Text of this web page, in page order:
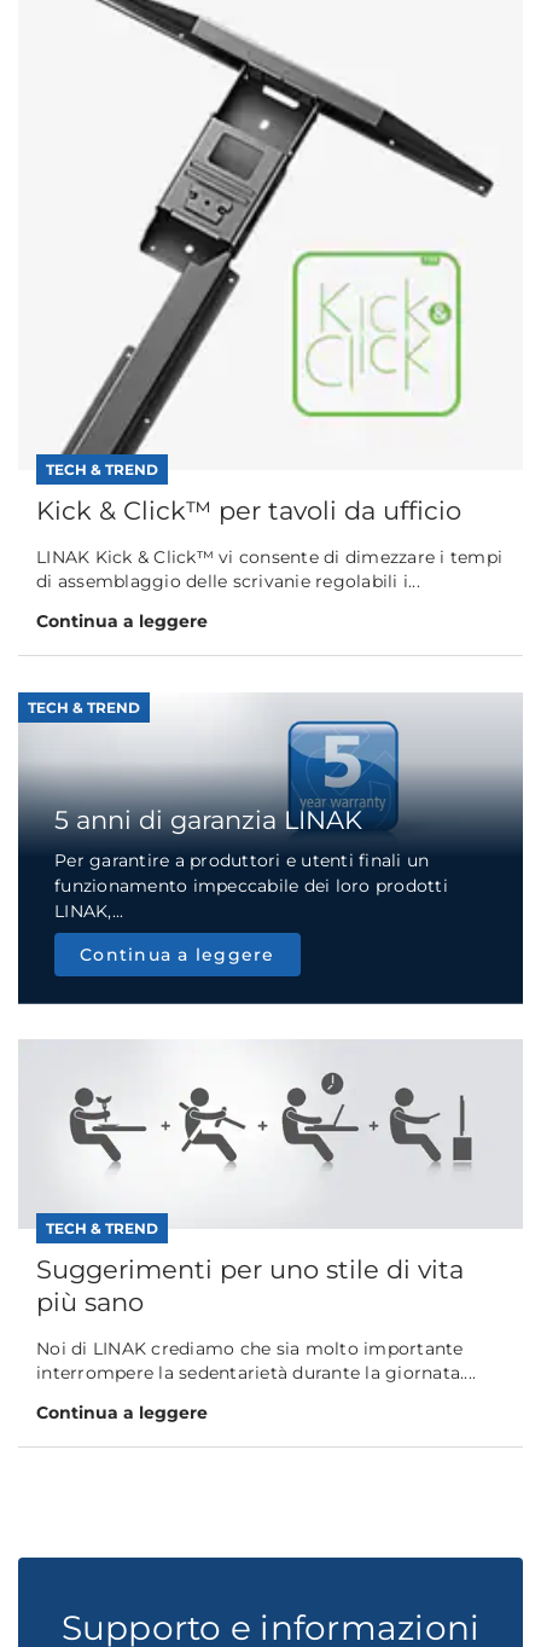
TECH & TREND
Kick & Click™ per tavoli da ufficio
LINAK Kick & Click™ vi consente di dimezzare i tempi
di assemblaggio delle scrivanie regolabili i...
Continua a leggere
TECH & TREND
5 anni di garanzia LINAK
Per garantire a produttori e utenti finali un
funzionamento impeccabile dei loro prodotti
LINAK,...
Continua a leggere
TECH & TREND
Suggerimenti per uno stile di vita
più sano
Noi di LINAK crediamo che sia molto importante
interrompere la sedentarietà durante la giornata....
Continua a leggere
Supporto e informazioni